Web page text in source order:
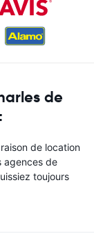
de
de location
agences de
toujours